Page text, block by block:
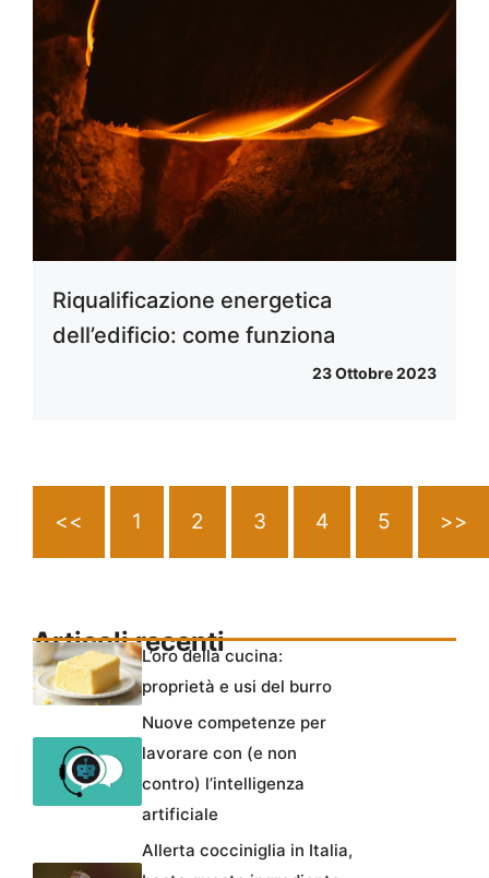
Riqualificazione energetica
dell’edificio: come funziona
23 Ottobre 2023
<< 1 2 3 4 5 >>
Articoli recenti
L’oro della cucina:
proprietà e usi del burro
Nuove competenze per
lavorare con (e non
contro) l’intelligenza
artificiale
Allerta cocciniglia in Italia,